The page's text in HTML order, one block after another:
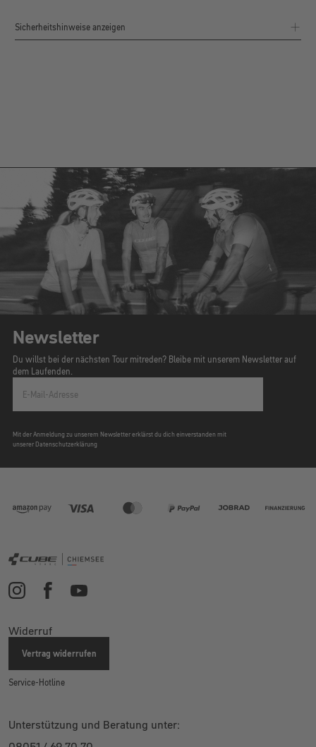
Sicherheitshinweise anzeigen
Newsletter
Du willst bei der nächsten Tour mitreden? Bleibe mit unserem Newsletter auf
dem Laufenden.
E-Mail-Adresse
Mit der Anmeldung zu unserem Newsletter erklärst du dich einverstanden mit
unserer Datenschutzerklärung
Widerruf
Vertrag widerrufen
Service-Hotline
Unterstützung und Beratung unter: